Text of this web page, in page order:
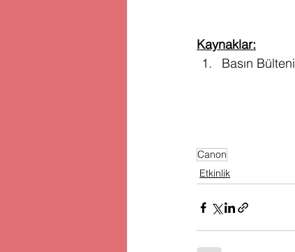
Kaynaklar:
Basın Bülteni
Canon
Etkinlik